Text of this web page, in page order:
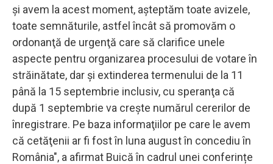
şi avem la acest moment, aşteptăm toate avizele,
toate semnăturile, astfel încât să promovăm o
ordonanţă de urgenţă care să clarifice unele
aspecte pentru organizarea procesului de votare în
străinătate, dar şi extinderea termenului de la 11
până la 15 septembrie inclusiv, cu speranţa că
după 1 septembrie va creşte numărul cererilor de
înregistrare. Pe baza informaţiilor pe care le avem
că cetăţenii ar fi fost în luna august în concediu în
România", a afirmat Buică în cadrul unei conferințe